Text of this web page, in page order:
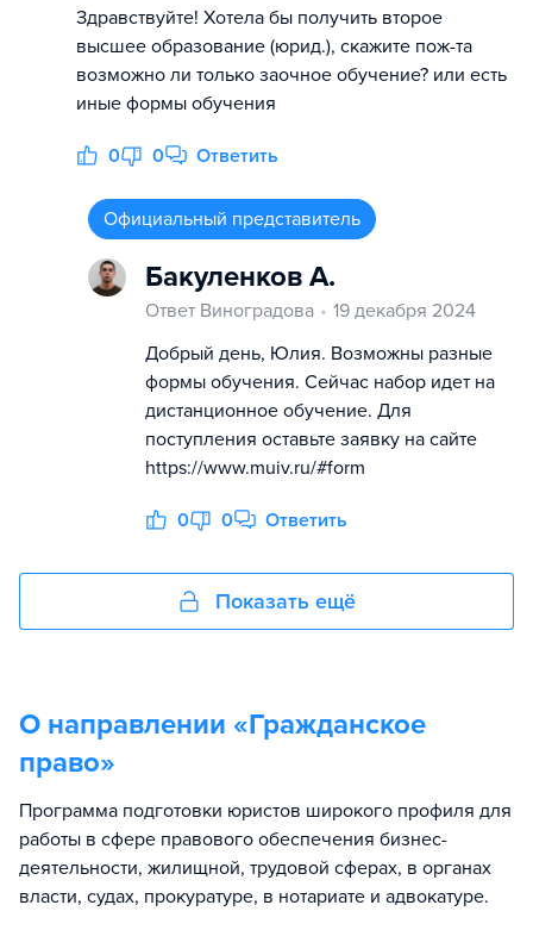
Здравствуйте! Хотела бы получить второе
высшее образование (юрид.), скажите пож-та
возможно ли только заочное обучение? или есть
иные формы обучения
0 0 Ответить
Официальный представитель
Бакуленков А.
Ответ Виноградова
19 декабря 2024
Добрый день, Юлия. Возможны разные
формы обучения. Сейчас набор идет на
дистанционное обучение. Для
поступления оставьте заявку на сайте
https://www.muiv.ru/#form
0 0 Ответить
Показать ещё
О направлении «Гражданское
право»
Программа подготовки юристов широкого профиля для
работы в сфере правового обеспечения бизнес-
деятельности, жилищной, трудовой сферах, в органах
власти, судах, прокуратуре, в нотариате и адвокатуре.